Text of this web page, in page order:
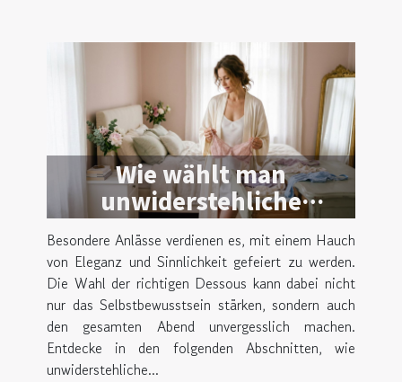
Wie wählt man
unwiderstehliche
Dessous für besondere
Anlässe?
Besondere Anlässe verdienen es, mit einem Hauch
von Eleganz und Sinnlichkeit gefeiert zu werden.
Die Wahl der richtigen Dessous kann dabei nicht
nur das Selbstbewusstsein stärken, sondern auch
den gesamten Abend unvergesslich machen.
Entdecke in den folgenden Abschnitten, wie
unwiderstehliche...